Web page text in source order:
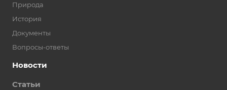
Природа
История
Документы
Вопросы-ответы
Новости
Статьи